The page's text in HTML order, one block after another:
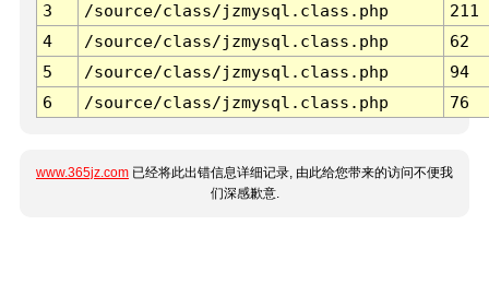
3 /source/class/jzmysql.class.php
211
4
/source/class/jzmysql.class.php
62
5
/source/class/jzmysql.class.php
94
6
/source/class/jzmysql.class.php 76
www.365jz.com 已经将此出错信息详细记录, 由此给您带来的访问不便我
们深感歉意.